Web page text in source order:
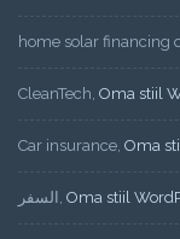
home solar financing
CleanTech, Oma stiil
Car insurance, Oma
السفر , Oma stiil